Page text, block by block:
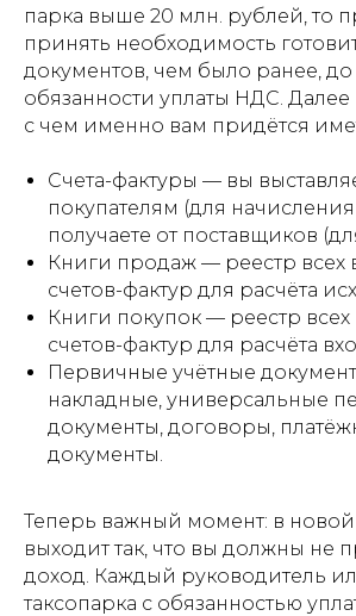
парка выше 20 млн. рублей, то
принять необходимость
документов, чем было ранее,
обязанности уплаты НДС.
с чем именно вам придётся
Счета-фактуры — вы
покупателям (для
получаете от поставщиков
Книги продаж — реестр всех
счетов-фактур для расчёта
Книги покупок — реестр
счетов-фактур для расчёта
Первичные учётные
накладные, универсальные
документы, договоры,
документы.
Теперь важный момент: в новой
выходит так, что вы должны не
доход. Каждый руководитель
таксопарка с обязанностью